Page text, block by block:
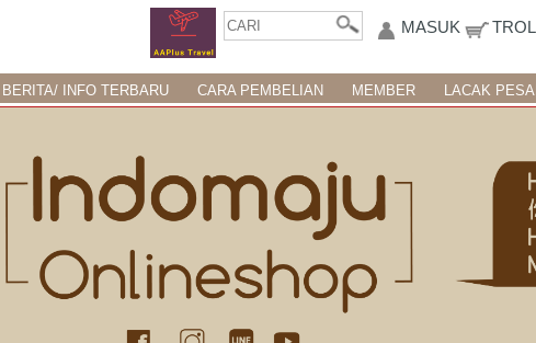
MASUK
LACAK
MEMBER
CARA PEMBELIAN
BERITA/ INFO TERBARU